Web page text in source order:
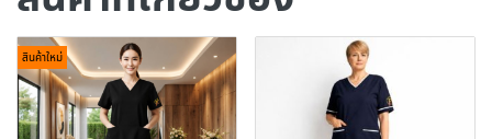
สินค้าใหม่